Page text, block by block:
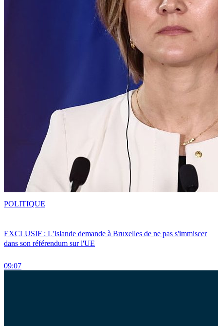
EXCLUSIF : L'Islande demande à Bruxelles de ne pas s'immiscer
dans son référendum sur l'UE
09:07
POLITIQUE